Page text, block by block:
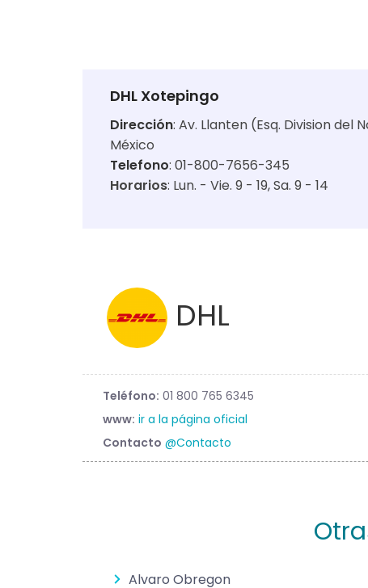
DHL Xotepingo
Dirección: Av. Llanten (Esq. Division del
México
Telefono: 01-800-7656-345
Horarios: Lun. - Vie. 9 - 19 Sa. 9 - 14
DHL
Teléfono: 01 800 765 6345
www: ir a la página oficial
Contacto @Contacto
Alvaro Obregon